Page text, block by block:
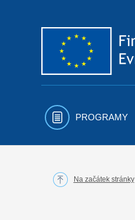
PROGRAMY
Na začátek stránky